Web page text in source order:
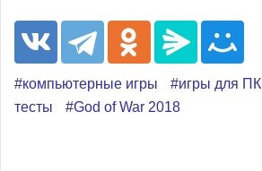
#компьютерные игры #игры для ПК
тесты
#God of War 2018